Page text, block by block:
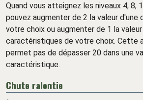
Quand vous atteignez les niveaux 4, 8,
pouvez augmenter de 2 la valeur d'une
votre choix ou augmenter de 1 la
caractéristiques de votre choix. Cette
permet pas de dépasser 20 dans une
caractéristique.
Chute ralentie